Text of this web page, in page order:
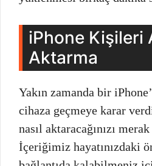
iPhone Kişileri
Aktarma
Yakın zamanda bir
cihaza geçmeye karar
nasıl aktaracağınızı
İçeriğimiz hayatınızdaki